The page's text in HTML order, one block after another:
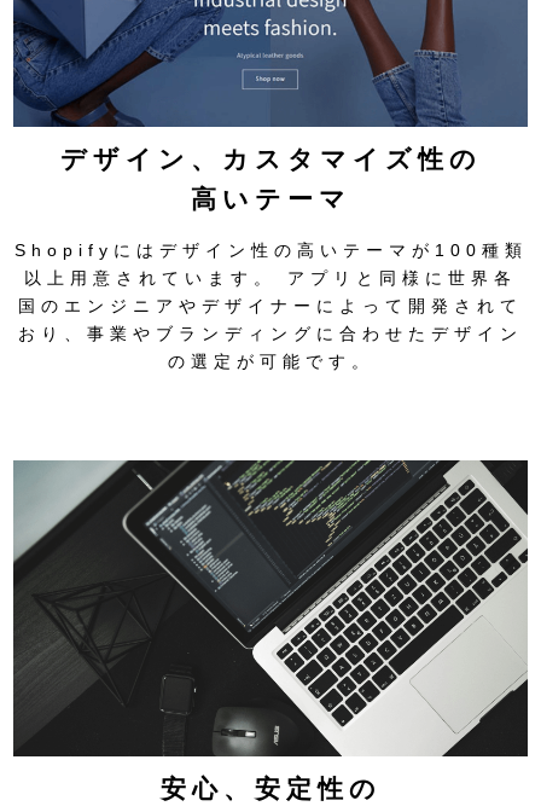
デザイン、カスタマイズ性の
高いテーマ
Shopifyにはデザイン性の高いテーマが100種類
以上用意されています。 アプリと同様に世界各
国のエンジニアやデザイナーによって開発されて
おり、事業やブランディングに合わせたデザイン
の選定が可能です。
安心、安定性の